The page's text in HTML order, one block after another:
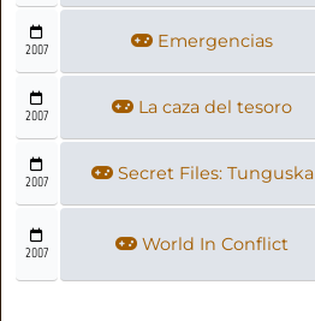
2007 Emergencias
2007 La caza del tesoro
2007 Secret Files: Tunguska
2007 World In Conflict